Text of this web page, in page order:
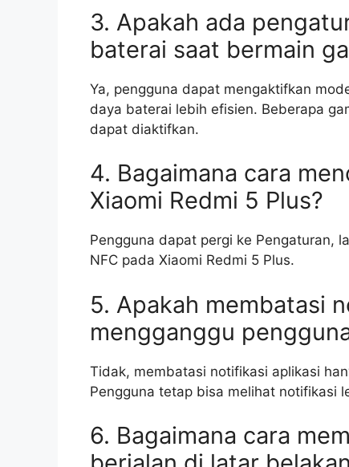
3. Apakah ada
baterai saat bermain
Ya, pengguna dapat mengaktifkan
daya baterai lebih efisien. Beberapa
dapat diaktifkan.
4. Bagaimana cara
Xiaomi Redmi 5 Plus?
Pengguna dapat pergi ke Pengaturan,
NFC pada Xiaomi Redmi 5 Plus.
5. Apakah membatasi
mengganggu
Tidak, membatasi notifikasi aplikasi
Pengguna tetap bisa melihat notifikasi
6. Bagaimana cara